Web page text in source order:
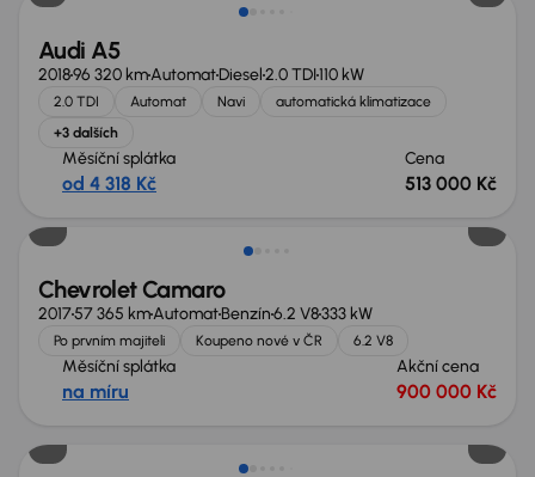
Audi A5
201896 320 kmAutomatDiesel2.0 TDI110 kW
2.0 TDI Automat Navi
automatická klimatizace
+3 dalších
Měsíční splátka
od 4 318 Kč
Cena
513 000 Kč
Možnost odpočtu DPH
Chevrolet Camaro
201757 365 kmAutomatBenzín6.2 V8333 kW
Po prvním majiteli Koupeno nové v ČR 6.2 V8
Měsíční splátka
na míru
Akční cena
900 000 Kč